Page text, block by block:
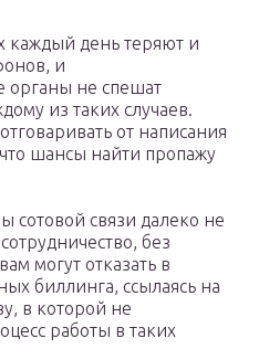
каждый день теряют и
и
органы не спешат
из таких случаев.
от написания
шансы найти пропажу
сотовой связи далеко не
без
могут отказать в
биллинга, ссылаясь на
в которой не
работы в таких